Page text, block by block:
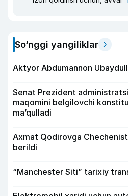
So‘nggi yangiliklar
Aktyor Abdu­mannon
Senat Prezident
maqomini belgilovchi
ma’qulladi
Axmat Qodirovga
berildi
“Manchester Siti” tarixiy